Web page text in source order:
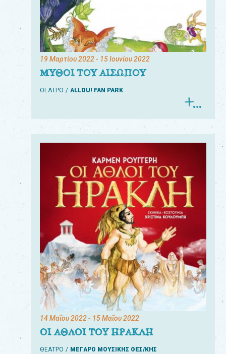
19 Μαρτίου 2022- 15 Ιουνίου 2022
ΜΥΘΟΙ ΤΟΥ ΑΙΣΩΠΟΥ
ΘΕΑΤΡΟ ALLOU! FAN PARK
14 Μαΐου 2022- 15 Μαΐου 2022
ΟΙ ΑΘΛΟΙ ΤΟΥ ΗΡΑΚΛΗ
ΘΕΑΤΡΟ ΜΕΓΑΡΟ ΜΟΥΣΙΚΗΣ ΘΕΣ/ΚΗΣ